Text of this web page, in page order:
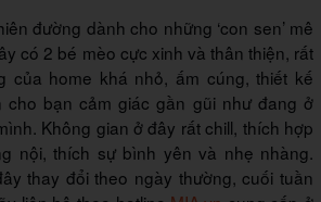
đường dành cho những ‘con sen’ mê
có 2 bé mèo cực xinh và thân thiện, rất
của home khá nhỏ, ấm cúng, thiết kế
cho bạn cảm giác gần gũi như đang ở
Không gian ở đây rất chill, thích hợp
nội, thích sự bình yên và nhẹ nhàng.
thay đổi theo ngày thường, cuối tuần